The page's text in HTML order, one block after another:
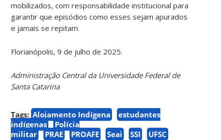
mobilizados, com responsabilidade institucional para
garantir que episódios como esses sejam apurados
e jamais se repitam.
Florianópolis, 9 de julho de 2025.
Administração Central da Universidade Federal de
Santa Catarina
Tags: Alojamento Indígena
estudantes
indígenas
Polícia
militar
PRAE PROAFE Seai SSI UFSC